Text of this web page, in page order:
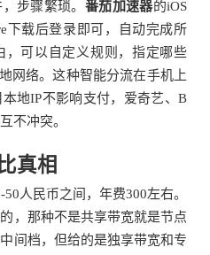
步骤繁琐。 番茄加速器的iOS
下载后登录即可，自动完成所
，可以自定义规则，指定哪些
网络。这种智能分流在手机上
地IP不影响支付，爱奇艺、B
不冲突。
真相
人民币之间，年费300左右。
，那种不是共享带宽就是节点
间档，但给的是独享带宽和专